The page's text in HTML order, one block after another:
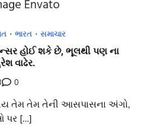
ભારત સમાચાર
હોઈ શકે છે, ભૂલથી પણ ના
વાઢેર.
0
તેમ તેમ તેની આસપાસના અંગો,
પર […]